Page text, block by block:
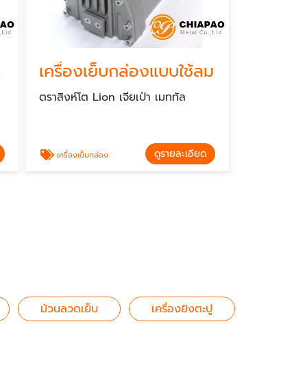
เครื่องเย็บกล่องแบบใช้ลม
ตราสิงห์โต Lion เจียเป่า เมททัล
เครื่องเย็บกล่อง ดูรายละเอียด
ม้วนลวดเย็บ
เครื่องยิงตะปู